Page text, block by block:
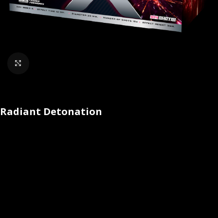
Radiant Detonation